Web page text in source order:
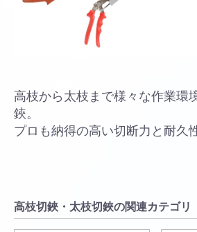
高枝から太枝まで様々な作業環
鋏。
プロも納得の高い切断力と耐久
高枝切鋏・太枝切鋏の関連カテゴリ